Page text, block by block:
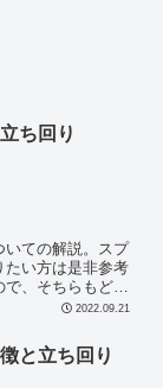
ち回り
いての解説。スプ
たい方は是非参考
、そちらもどう
2022.09.21
と立ち回り